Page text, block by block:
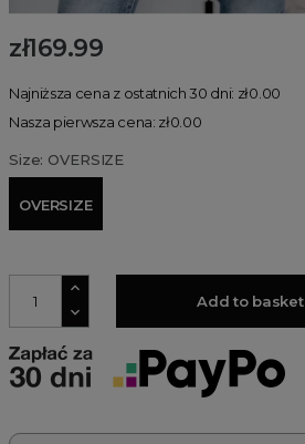
zł169.99
Najniższa cena z ostatnich 30 dni: zł0.00
Nasza pierwsza cena: zł0.00
Size: OVERSIZE
OVERSIZE
Add to basket